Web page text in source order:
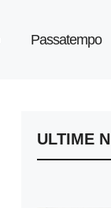
Passatempo
ULTIME